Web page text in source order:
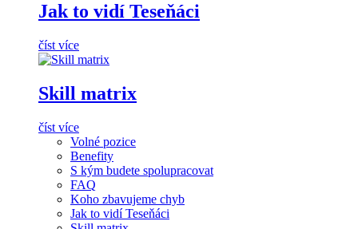
Jak to vidí Teseňáci
číst více
Skill matrix
číst více
Volné pozice
Benefity
S kým budete spolupracovat
FAQ
Koho zbavujeme chyb
Jak to vidí Teseňáci